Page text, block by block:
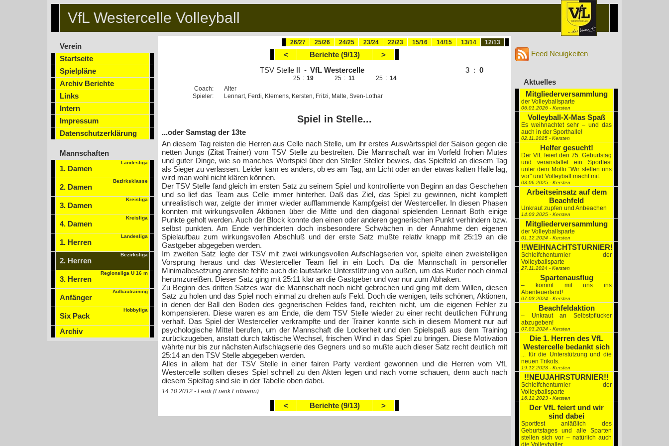
VfL Westercelle Volleyball
Verein
Startseite
Spielpläne
Archiv Berichte
Links
Intern
Impressum
Datenschutzerklärung
Mannschaften
Landesliga
1. Damen
Bezirksklasse
2. Damen
Kreisliga
3. Damen
Kreisliga
4. Damen
Landesliga
1. Herren
Bezirksliga
2. Herren
Regionsliga U 16 m
3. Herren
Aufbautraining
Anfänger
Hobbyliga
Six Pack
Archiv
12/13
13/14
14/15
15/16
22/23
23/24
24/25
25/26
26/27
< Berichte (9/13)
>
TSV Stelle II - VfL Westercelle 3 : 0
25 : 19 25 : 11 25 : 14
Coach:
Alter
Spieler:
Lennart, Ferdi, Klemens, Kersten, Fritzi, Malte, Sven-Lothar
Spiel in Stelle...
...oder Samstag der 13te
An diesem Tag reisten die Herren aus Celle nach Stelle, um ihr erstes Auswärtsspiel der Saison gegen die
netten Jungs (Zitat Trainer) vom TSV Stelle zu bestreiten. Die Mannschaft war im Vorfeld frohen Mutes
und guter Dinge, wie so manches Wortspiel über den Steller Steller bewies, das Spielfeld an diesem Tag
als Sieger zu verlassen. Leider kam es anders, ob es am Tag, am Licht oder an der etwas kalten Halle lag,
wird man wohl nicht klären können.
Der TSV Stelle fand gleich im ersten Satz zu seinem Spiel und kontrollierte von Beginn an das Geschehen
und so lief das Team aus Celle immer hinterher. Daß das Ziel, das Spiel zu gewinnen, nicht komplett
unrealistisch war, zeigte der immer wieder aufflammende Kampfgeist der Westerceller. In diesen Phasen
konnten mit wirkungsvollen Aktionen über die Mitte und den diagonal spielenden Lennart Both einige
Punkte geholt werden. Auch der Block konnte den einen oder anderen gegnerischen Punkt verhindern bzw.
selbst punkten. Am Ende verhinderten doch insbesondere Schwächen in der Annahme den eigenen
Spielaufbau zum wirkungsvollen Abschluß und der erste Satz mußte relativ knapp mit 25:19 an die
Gastgeber abgegeben werden.
Im zweiten Satz legte der TSV mit zwei wirkungsvollen Aufschlagserien vor, spielte einen zweistelligen
Vorsprung heraus und das Westerceller Team fiel in ein Loch. Da die Mannschaft in personeller
Minimalbesetzung anreiste fehlte auch die lautstarke Unterstützung von außen, um das Ruder noch einmal
herumzureißen. Dieser Satz ging mit 25:11 klar an die Gastgeber und war nur zum Abhaken.
Zu Beginn des dritten Satzes war die Mannschaft noch nicht gebrochen und ging mit dem Willen, diesen
Satz zu holen und das Spiel noch einmal zu drehen aufs Feld. Doch die wenigen, teils schönen, Aktionen,
in denen der Ball den Boden des gegnerischen Feldes fand, reichten nicht, um die eigenen Fehler zu
kompensieren. Diese waren es am Ende, die dem TSV Stelle wieder zu einer recht deutlichen Führung
verhalf. Das Spiel der Westerceller verkrampfte und der Trainer konnte sich in diesem Moment nur auf
psychologische Mittel berufen, um der Mannschaft die Lockerheit und den Spielspaß aus dem Training
zurückzugeben, anstatt durch taktische Wechsel, frischen Wind in das Spiel zu bringen. Diese Motivation
währte nur bis zur nächsten Aufschlagserie des Gegners und so mußte auch dieser Satz recht deutlich mit
25:14 an den TSV Stelle abgegeben werden.
Alles in allem hat der TSV Stelle in einer fairen Party verdient gewonnen und die Herren vom VfL
Westercelle sollten dieses Spiel schnell zu den Akten legen und nach vorne schauen, denn auch nach
diesem Spieltag sind sie in der Tabelle oben dabei.
14.10.2012 - Ferdi (Frank Erdmann)
< Berichte (9/13) >
Feed Neuigkeiten
Aktuelles
Mitgliederversammlung
der Volleyballsparte
06.01.2026 - Kersten
Volleyball-X-Mas Spaß
Es weihnachtet sehr – und das
auch in der Sporthalle!
02.11.2025 - Kersten
Helfer gesucht!
Der VfL feiert den 75. Geburtstag
und veranstaltet ein Sportfest
unter dem Motto "Wir stellen uns
vor" und Volleyball macht mit.
03.06.2025 - Kersten
Arbeitseinsatz auf dem
Beachfeld
Unkraut zupfen und Anbeachen
14.03.2025 - Kersten
Mitgliederversammlung
der Volleyballsparte
01.12.2024 - Kersten
!!WEIHNACHTSTURNIER!!
Schleifchenturnier der
Volleyballsparte
27.11.2024 - Kersten
Spartenausflug
– kommt mit uns ins
Abenteuerland!
07.03.2024 - Kersten
Beachfeldaktion
– Unkraut an Selbstpflücker
abzugeben!
07.03.2024 - Kersten
Die 1. Herren des VfL
Westercelle bedankt sich
... für die Unterstützung und die
neuen Trikots.
19.12.2023 - Kersten
!!NEUJAHRSTURNIER!!
Schleifchenturnier der
Volleyballsparte
16.12.2023 - Kersten
Der VfL feiert und wir
sind dabei
Sportfest anläßlich des
Geburtstages und alle Sparten
stellen sich vor – natürlich auch
die Volleyballer